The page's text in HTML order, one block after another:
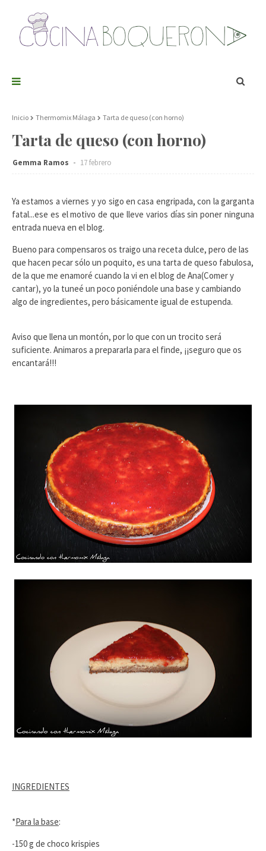
Inicio Thermomix Málaga Tarta de queso (con horno)
Tarta de queso (con horno)
Gemma Ramos 17 febrero
Ya estamos a viernes y yo sigo en casa engripada, con la garganta
fatal...ese es el motivo de que lleve varios días sin poner ninguna
entrada nueva en el blog.
Bueno para compensaros os traigo una receta dulce, pero de las
que hacen pecar sólo un poquito, es una tarta de queso fabulosa,
de la que me enamoré cuando la vi en el blog de Ana(Comer y
cantar), yo la tuneé un poco poniéndole una base y cambiando
algo de ingredientes, pero básicamente igual de estupenda.
Aviso que llena un montón, por lo que con un trocito será
suficiente. Animaros a prepararla para el finde, ¡¡seguro que os
encantará!!!
INGREDIENTES
*Para la base:
-150 g de choco krispies